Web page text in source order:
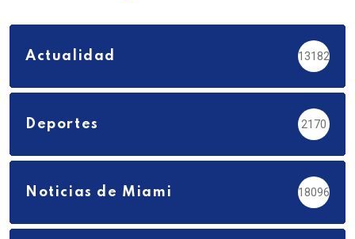
Actualidad 13182
Deportes 2170
Noticias de Miami 18096